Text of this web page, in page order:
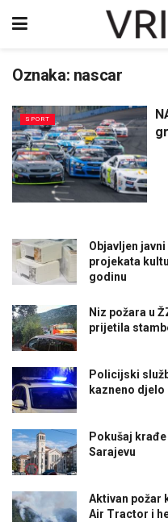
Oznaka: nascar
SPORT
Objavljen
projekata
godinu
Niz požara u
prijetila
Policijski
kazneno djelo
Pokušaj
Sarajevu
Aktivan požar
Air Tractor i